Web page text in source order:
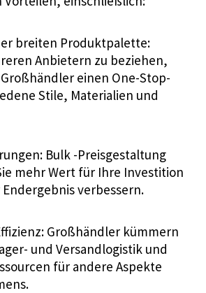
breiten Produktpalette:
Anbietern zu beziehen,
einen One-Stop-
Stile, Materialien und
Bulk -Preisgestaltung
mehr Wert für Ihre Investition
verbessern.
Großhändler kümmern
und Versandlogistik und
für andere Aspekte